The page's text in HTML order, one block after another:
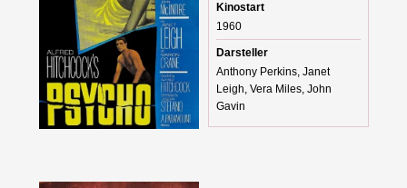
Kinostart
1960
Darsteller
Anthony Perkins, Janet
Leigh, Vera Miles, John
Gavin